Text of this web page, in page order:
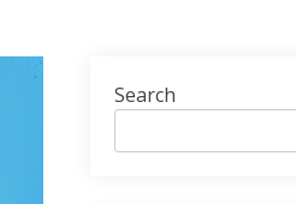
Search